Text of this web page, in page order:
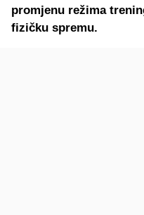
promjenu režima
fizičku spremu.